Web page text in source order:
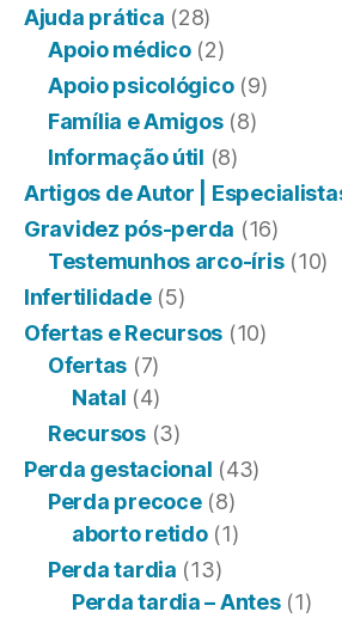
Ajuda prática (28)
Apoio médico(2)
Apoio psicológico(9)
Família e Amigos(8)
Informação útil (8)
Artigos de Autor |
Gravidez pós-perda (16)
Testemunhos arco-íris(10)
Infertilidade(5)
Ofertas e Recursos (10)
Ofertas (7)
Natal (4)
Recursos(3)
Perda gestacional (43)
Perda precoce(8)
aborto retido(1)
Perda tardia (13)
Perda tardia – Antes(1)